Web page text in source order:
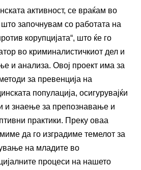
активност, се враќам во
што започнувам со работата на
корупцијата“, што ќе го
во криминалистичкиот дел и
и анализа. Овој проект има за
за превенција на
популација, осигурувајќи
и знаење за препознавање и
практики. Преку оваа
да го изградиме темелот за
на младите во
процеси на нашето